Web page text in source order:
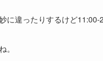
違ったりするけど11:00-